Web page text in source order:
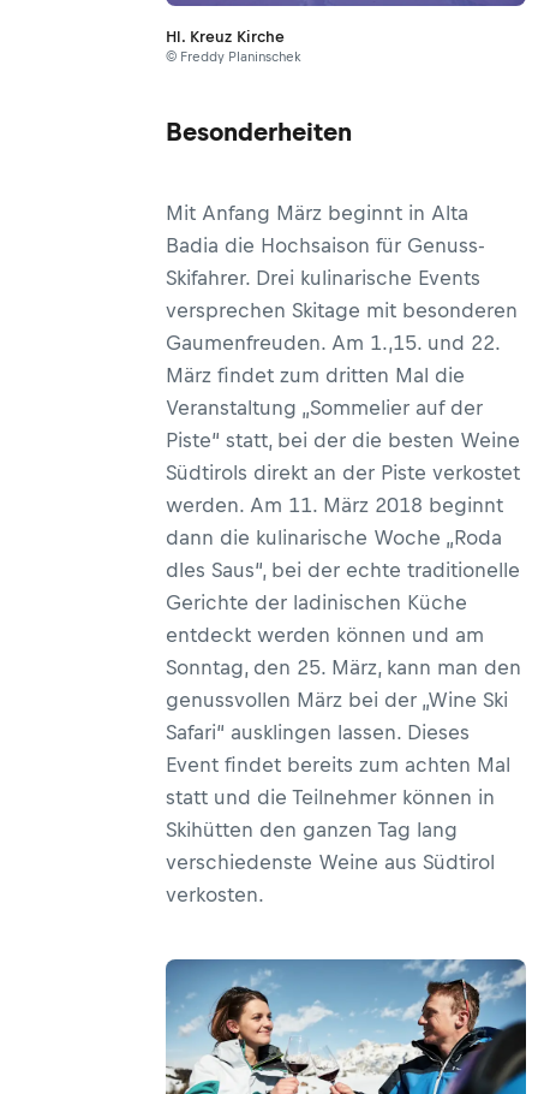
Hl. Kreuz Kirche
© Freddy Planinschek
Besonderheiten
Mit Anfang März beginnt in Alta
Badia die Hochsaison für Genuss-
Skifahrer. Drei kulinarische Events
versprechen Skitage mit besonderen
Gaumenfreuden. Am 1.,15. und 22.
März findet zum dritten Mal die
Veranstaltung „Sommelier auf der
Piste“ statt, bei der die besten Weine
Südtirols direkt an der Piste verkostet
werden. Am 11. März 2018 beginnt
dann die kulinarische Woche „Roda
dles Saus“, bei der echte traditionelle
Gerichte der ladinischen Küche
entdeckt werden können und am
Sonntag, den 25. März, kann man den
genussvollen März bei der „Wine Ski
Safari“ ausklingen lassen. Dieses
Event findet bereits zum achten Mal
statt und die Teilnehmer können in
Skihütten den ganzen Tag lang
verschiedenste Weine aus Südtirol
verkosten.